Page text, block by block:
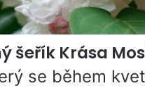
šeřík Krása
se během